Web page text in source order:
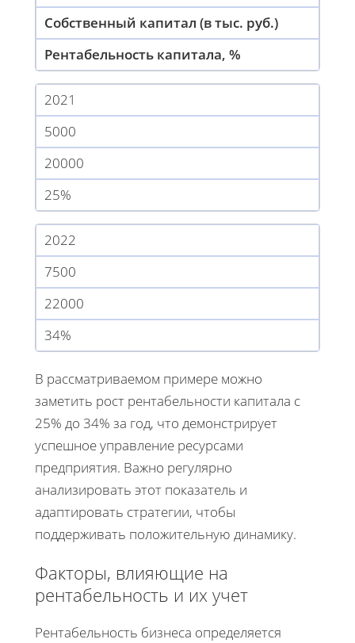
Собственный капитал (в тыс. руб.)
Рентабельность капитала, %
2021
5000
20000
25%
2022
7500
22000
34%
В рассматриваемом примере можно
заметить рост рентабельности капитала с
25% до 34% за год, что демонстрирует
успешное управление ресурсами
предприятия. Важно регулярно
анализировать этот показатель и
адаптировать стратегии, чтобы
поддерживать положительную динамику.
Факторы, влияющие на
рентабельность и их учет
Рентабельность бизнеса определяется